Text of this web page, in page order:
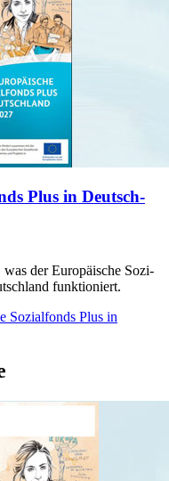
Plus in Deutsch­
der Eu­ro­päi­sche So­zi­
funk­tio­niert.
Sozialfonds Plus in